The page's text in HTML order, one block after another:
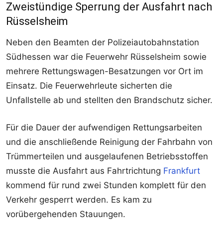
Zweistündige Sperrung der Ausfahrt nach
Rüsselsheim
Neben den Beamten der Polizeiautobahnstation
Südhessen war die Feuerwehr Rüsselsheim sowie
mehrere Rettungswagen-Besatzungen vor Ort im
Einsatz. Die Feuerwehrleute sicherten die
Unfallstelle ab und stellten den Brandschutz sicher.
Für die Dauer der aufwendigen Rettungsarbeiten
und die anschließende Reinigung der Fahrbahn von
Trümmerteilen und ausgelaufenen Betriebsstoffen
musste die Ausfahrt aus Fahrtrichtung Frankfurt
kommend für rund zwei Stunden komplett für den
Verkehr gesperrt werden. Es kam zu
vorübergehenden Stauungen.